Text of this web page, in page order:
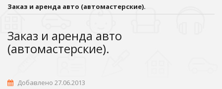
Заказ и аренда авто (автомастерские).
Заказ и аренда авто
(автомастерские).
Добавлено 27.06.2013